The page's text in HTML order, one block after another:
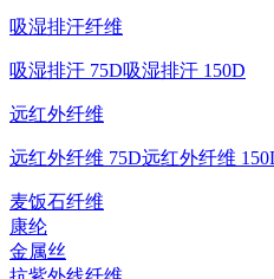
吸湿排汗纤维
吸湿排汗 75D吸湿排汗 150D
远红外纤维
远红外纤维 75D远红外纤维
麦饭石纤维
康纶
金属丝